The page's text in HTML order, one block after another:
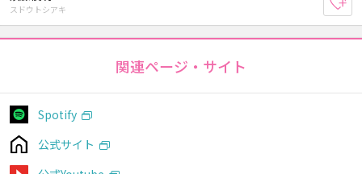
スドウトシアキ
関連ページ・サイト
Spotify
公式サイト